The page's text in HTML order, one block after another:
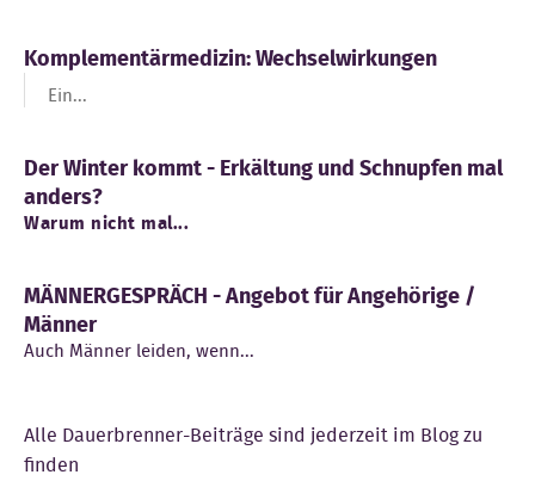
Komplementärmedizin: Wechselwirkungen
Ein...
Der Winter kommt - Erkältung und Schnupfen mal
anders?
Warum nicht mal...
MÄNNERGESPRÄCH - Angebot für Angehörige /
Männer
Auch Männer leiden, wenn...
Alle Dauerbrenner-Beiträge sind jederzeit im Blog zu
finden